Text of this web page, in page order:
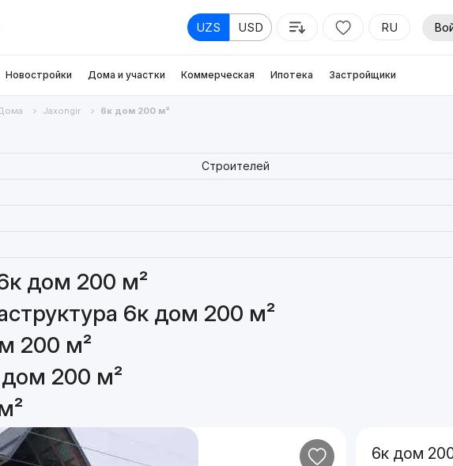
UZS USD RU
Новостройки Дома и участки Коммерческая Ипотека Застройщики
Jaxongir 6к дом 200 м²
Строителей
дом 200 м²
6к дом 200 м²
200 м²
200 м²
6к дом